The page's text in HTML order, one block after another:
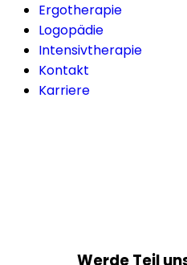
Ergotherapie
Logopädie
Intensivtherapie
Kontakt
Karriere
Werde Teil